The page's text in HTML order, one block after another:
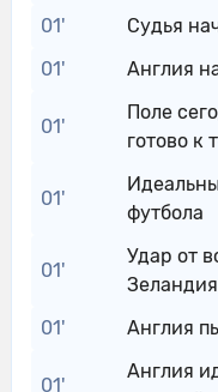
01'
Судья
01'
Англия
01'
Поле
готово к
01'
футбола
01'
Удар от
Зеландия
01'
Англия
01'
Англия